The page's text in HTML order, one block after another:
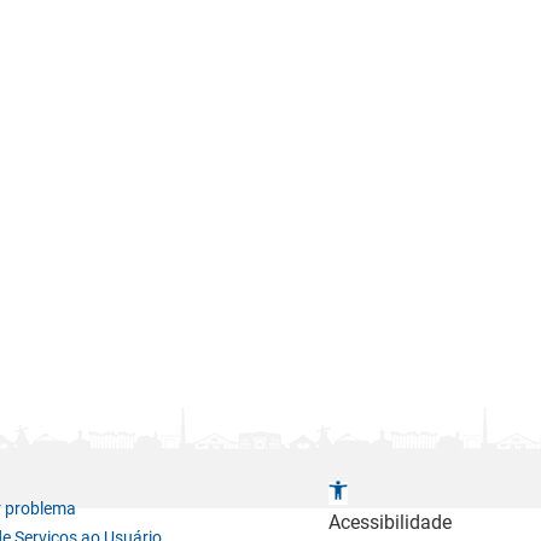
problema
Serviços ao Usuário
A
b
Acessibilidade